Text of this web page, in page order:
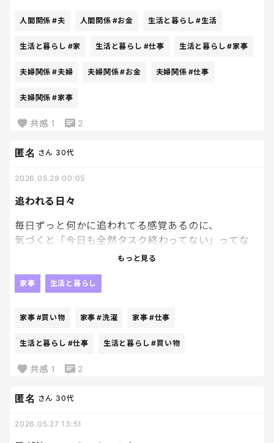
子ども見ててくれた
みたいな小さいことで「助かったー」ってなるよ
ちょっとした一言にもイラッとしちゃうし。
夫婦って長くなるほど、
思いやりの積み重ねが大事なんだろうなって最近すご
く思うようになった。
人間関係 #夫 人間関係 #お金 生活と暮らし #生活
生活と暮らし #家 生活と暮らし #仕事 生活と暮らし #家事
夫婦関係 #夫婦 夫婦関係#お金 夫婦関係 #仕事
夫婦関係 #家事
共感 1 2
追われる日々
匿名 さん 30代
2026.05.29 00:05
毎日ずっと何かに追われてる感覚あるのに、
気づくと「今日も全然タスク終わってない」ってな
やることは頭の中にずっとある。
と。
でも途中で呼ばれたり、別のこと発生したりして、
よね
もっと見る
家事 生活と暮らし
家事 #買い物 家事 #洗濯 家事 #仕事
生活と暮らし #仕事 生活と暮らし #買い物
共感 1 2
匿名 さん 30代
2026.05.27 13:51